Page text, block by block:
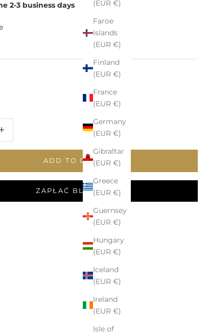
(EUR €)
Faroe
Islands
(EUR €)
Finland
(EUR €)
France
(EUR €)
Germany
(EUR €)
Gibraltar
(EUR €)
Greece
(EUR €)
Guernsey
(EUR €)
Hungary
(EUR €)
Iceland
(EUR €)
Ireland
(EUR €)
Isle of
2-3 business days
ADD TO CART
ZAPŁAĆ BLIKIEM